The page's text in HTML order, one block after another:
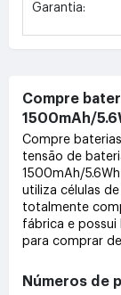
Garantia:
Compre
1500mAh/
Compre
tensão de
1500mAh/
utiliza células
totalmente
fábrica e possui
para comprar
Números de